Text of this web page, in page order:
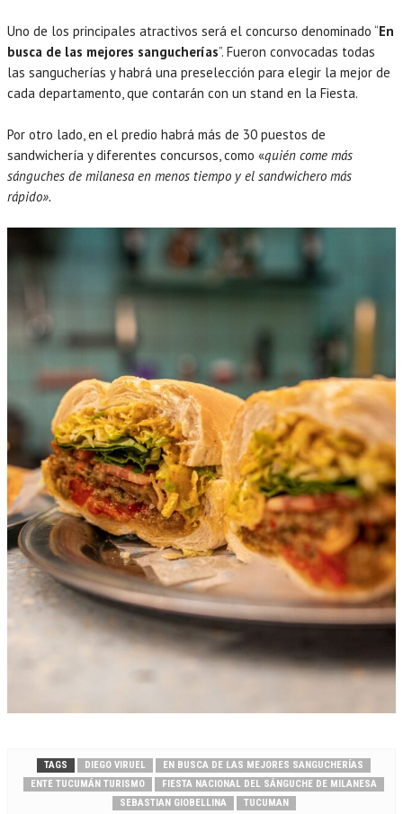
Uno de los principales atractivos será el concurso denominado “En
busca de las mejores sangucherías”. Fueron convocadas todas
las sangucherías y habrá una preselección para elegir la mejor de
cada departamento, que contarán con un stand en la Fiesta.
Por otro lado, en el predio habrá más de 30 puestos de
sandwichería y diferentes concursos, como «quién come más
sánguches de milanesa en menos tiempo y el sandwichero más
rápido».
TAGS DIEGO VIRUEL
EN BUSCA DE LAS MEJORES SANGUCHERÍAS
ENTE TUCUMÁN TURISMO
FIESTA NACIONAL DEL SÁNGUCHE DE MILANESA
SEBASTIAN GIOBELLINA
TUCUMAN